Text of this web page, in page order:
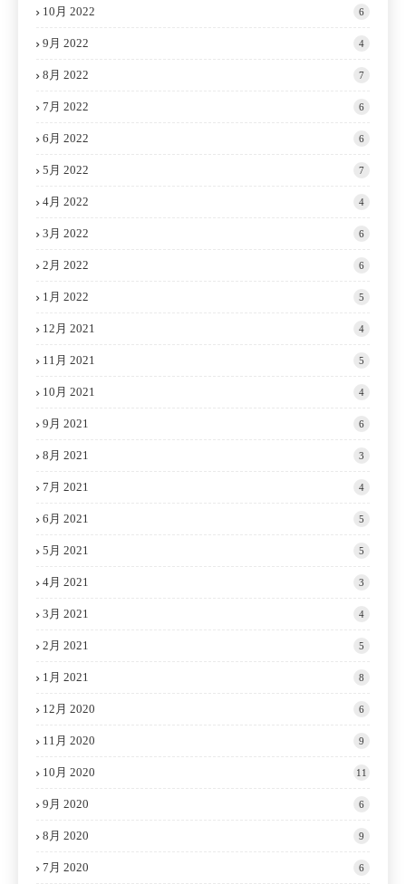
10月 2022 6
9月 2022 4
8月 2022 7
7月 2022 6
6月 2022 6
5月 2022 7
4月 2022 4
3月 2022 6
2月 2022 6
1月 2022 5
12月 2021 4
11月 2021 5
10月 2021 4
9月 2021 6
8月 2021 3
7月 2021 4
6月 2021 5
5月 2021 5
4月 2021 3
3月 2021 4
2月 2021 5
1月 2021 8
12月 2020 6
11月 2020 9
10月 2020 11
9月 2020 6
8月 2020 9
7月 2020 6